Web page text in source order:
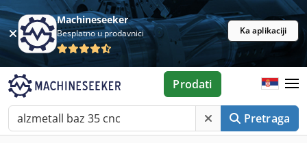
Machineseeker
Besplatno u prodavnici Ka aplikaciji
Pretraga
Prodati